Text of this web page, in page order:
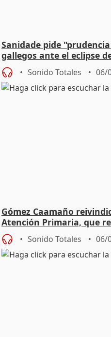
Sanidade pide
gallegos ante el eclipse
Sonido Totales 06/
Gómez Caamaño
Atención Primaria, que
Sonido Totales 06/